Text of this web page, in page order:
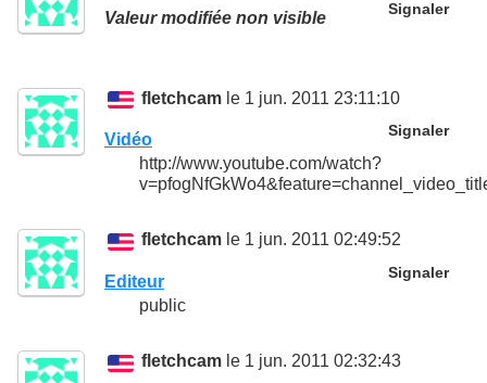
Signaler
Valeur modifiée non visible
fletchcam le 1 jun. 2011 23:11:10
Signaler
Vidéo
http://www.youtube.com/watch?
fletchcam le 1 jun. 2011 02:49:52
Signaler
Editeur
public
fletchcam le 1 jun. 2011 02:32:43